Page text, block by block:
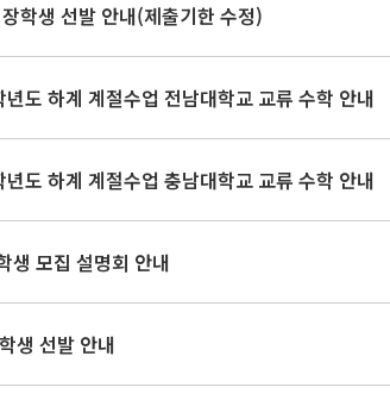
학생 선발 안내(제출기한 수정)
도 하계 계절수업 전남대학교 교류 수학 안내
도 하계 계절수업 충남대학교 교류 수학 안내
생 모집 설명회 안내
생 선발 안내